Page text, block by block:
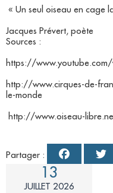
« Un seul oiseau en
Jacques Prévert, poète
Sources :
https://www.youtube.com/
http://www.cirques-de-
le-monde
http://www.oiseau-
Partager :
13
JUILLET 2026